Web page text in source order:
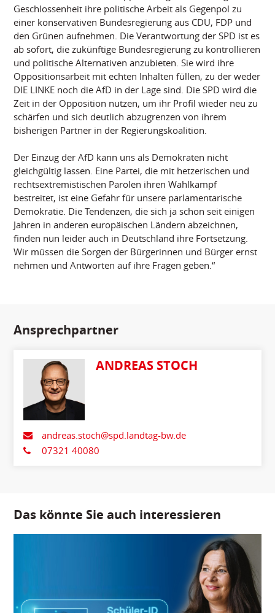
Geschlossenheit ihre politische Arbeit als Gegenpol zu
einer konservativen Bundesregierung aus CDU, FDP und
den Grünen aufnehmen. Die Verantwortung der SPD ist es
ab sofort, die zukünftige Bundesregierung zu kontrollieren
und politische Alternativen anzubieten. Sie wird ihre
Oppositionsarbeit mit echten Inhalten füllen, zu der weder
DIE LINKE noch die AfD in der Lage sind. Die SPD wird die
Zeit in der Opposition nutzen, um ihr Profil wieder neu zu
schärfen und sich deutlich abzugrenzen von ihrem
bisherigen Partner in der Regierungskoalition.
Der Einzug der AfD kann uns als Demokraten nicht
gleichgültig lassen. Eine Partei, die mit hetzerischen und
rechtsextremistischen Parolen ihren Wahlkampf
bestreitet, ist eine Gefahr für unsere parlamentarische
Demokratie. Die Tendenzen, die sich ja schon seit einigen
Jahren in anderen europäischen Ländern abzeichnen,
finden nun leider auch in Deutschland ihre Fortsetzung.
Wir müssen die Sorgen der Bürgerinnen und Bürger ernst
nehmen und Antworten auf ihre Fragen geben.“
Ansprechpartner
ANDREAS STOCH
andreas.stoch@spd.landtag-bw.de
07321 40080
Das könnte Sie auch interessieren